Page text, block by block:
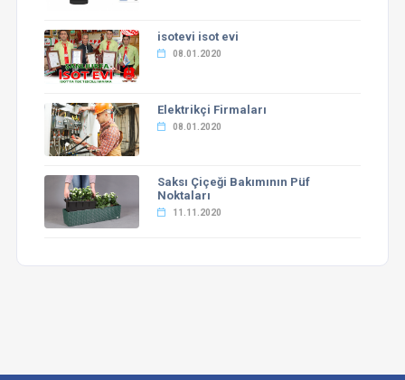
isotevi isot evi
08.01.2020
Elektrikçi Firmaları
08.01.2020
Saksı Çiçeği Bakımının Püf
Noktaları
11.11.2020